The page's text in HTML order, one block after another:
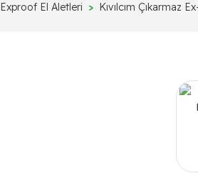
Exproof El Aletleri Kıvılcım Çıkarmaz